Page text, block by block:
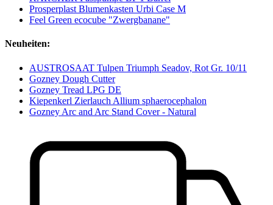
Prosperplast Blumenkasten Urbi Case M
Feel Green ecocube "Zwergbanane"
Neuheiten:
AUSTROSAAT Tulpen Triumph Seadov, Rot Gr. 10/11
Gozney Dough Cutter
Gozney Tread LPG DE
Kiepenkerl Zierlauch Allium sphaerocephalon
Gozney Arc and Arc Stand Cover - Natural